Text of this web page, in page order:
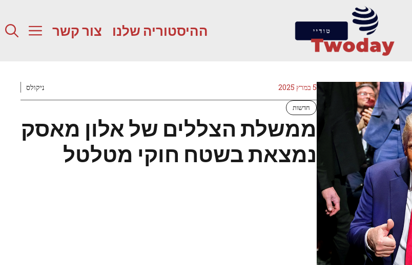
ההיסטוריה שלנו צור קשר
5 במרץ 2025 ניקולס
חדשות
ממשלת הצללים של אלון מאסק
נמצאת בשטח חוקי מטלטל